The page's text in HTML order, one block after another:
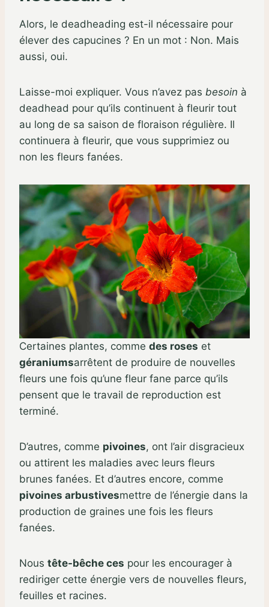
Alors, le deadheading est-il nécessaire pour
élever des capucines ? En un mot : Non. Mais
aussi, oui.
Laisse-moi expliquer. Vous n’avez pas besoin à
deadhead pour qu’ils continuent à fleurir tout
au long de sa saison de floraison régulière. Il
continuera à fleurir, que vous supprimiez ou
non les fleurs fanées.
Certaines plantes, comme des roses et
géraniumsarrêtent de produire de nouvelles
fleurs une fois qu’une fleur fane parce qu’ils
pensent que le travail de reproduction est
terminé.
D’autres, comme pivoines, ont l’air disgracieux
ou attirent les maladies avec leurs fleurs
brunes fanées. Et d’autres encore, comme
pivoines arbustivesmettre de l’énergie dans la
production de graines une fois les fleurs
fanées.
Nous tête-bêche ces pour les encourager à
rediriger cette énergie vers de nouvelles fleurs,
feuilles et racines.